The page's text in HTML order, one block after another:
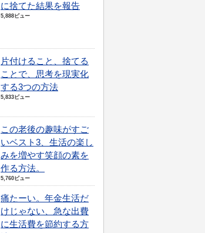
に捨てた結果を報告
5,888ビュー
片付けること、捨てる
ことで、思考を現実化
する3つの方法
5,833ビュー
この老後の趣味がすご
いベスト3、生活の楽し
みを増やす笑顔の素を
作る方法。
5,760ビュー
痛たーい。年金生活だ
けじゃない、急な出費
に生活費を節約する方